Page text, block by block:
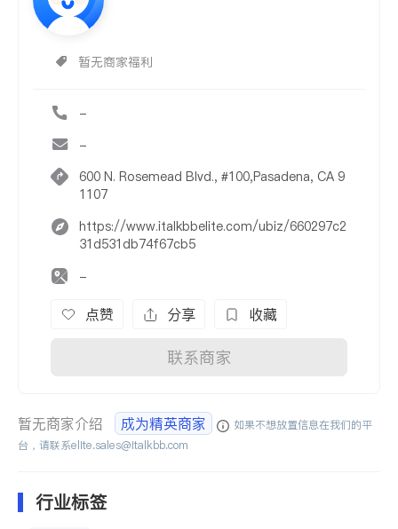
暂无商家福利
-
-
600 N. Rosemead Blvd., #100,Pasadena, CA 9
1107
https://www.italkbbelite.com/ubiz/660297c2
31d531db74f67cb5
-
点赞 分享 收藏
联系商家
暂无商家介绍 成为精英商家
如果不想放置信息在我们的平
台，请联系elite.sales@italkbb.com
行业标签